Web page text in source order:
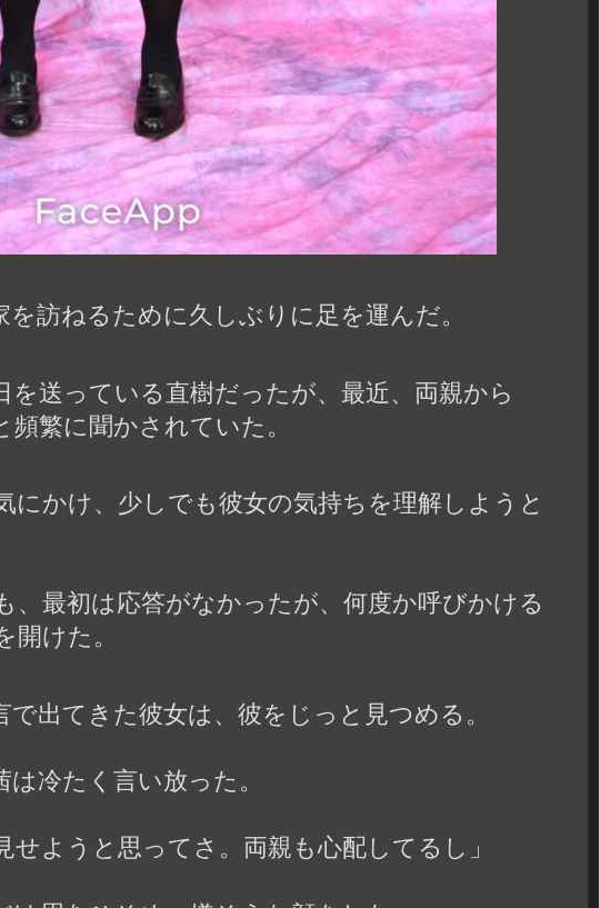
訪ねるために久しぶりに足を運んだ。
を送っている直樹だったが、最近、両親から
頻繁に聞かされていた。
にかけ、少しでも彼女の気持ちを理解しようと
、最初は応答がなかったが、何度か呼びかける
開けた。
出てきた彼女は、彼をじっと見つめる。
冷たく言い放った。
せようと思ってさ。両親も心配してるし」